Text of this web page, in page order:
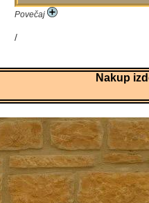
Nakup
Povečaj
/